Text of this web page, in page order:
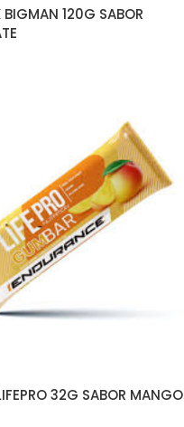
BIGMAN 120G SABOR
AÑADIR AL CARRITO
32G SABOR MANGO